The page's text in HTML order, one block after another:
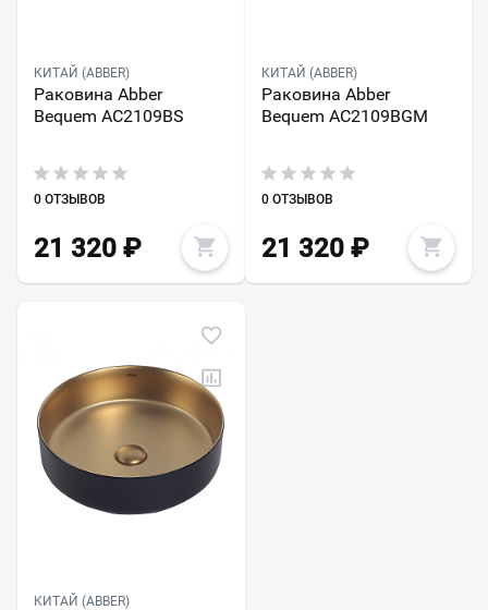
КИТАЙ (ABBER)
Раковина Abber
Bequem AC2109BS
0 ОТЗЫВОВ
21 320 ₽
КИТАЙ (ABBER)
Раковина Abber
Bequem AC2109BGM
0 ОТЗЫВОВ
21 320₽
КИТАЙ (ABBER)